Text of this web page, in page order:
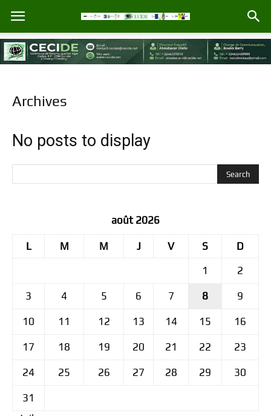
Archives
No posts to display
août 2026
L M M J V S
D
1
2
3 4 5 6 7 8 9
10 11 12 13 14 15 16
17 18 19 20 21 22 23
24 25 26 27 28 29 30
31